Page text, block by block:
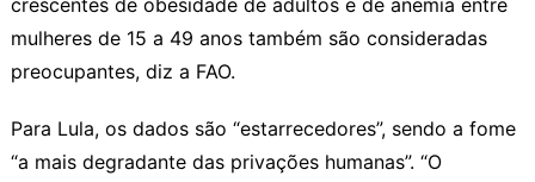
crescentes de obesidade de adultos e de anemia entre
mulheres de 15 a 49 anos também são consideradas
preocupantes, diz a FAO.
Para Lula, os dados são “estarrecedores”, sendo a fome
“a mais degradante das privações humanas”. “O